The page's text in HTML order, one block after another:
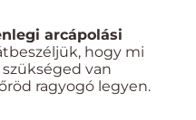
arcápolási
hogy mi
szükséged van
ragyogó legyen.